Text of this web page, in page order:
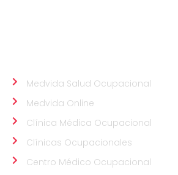
Medvida Salud Ocupacional
Medvida Online
Clínica Médica Ocupacional
Clínicas Ocupacionales
Centro Médico Ocupacional